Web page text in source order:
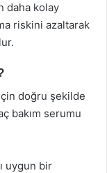
daha kolay
riskini azaltarak
doğru şekilde
bakım serumu
uygun bir